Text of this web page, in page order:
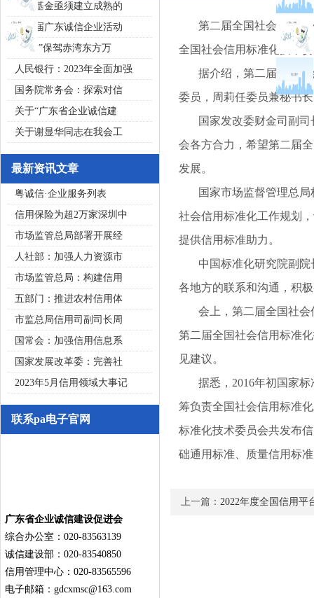
私募基金亟须建立成熟的
第五届广东诚信企业活动
“诚信”保驾赤湾东方万
人民银行：2023年全面加强
国务院常务会：探索对信
关于“广东省企业诚信建
关于谢显华同志在我会工
最新资讯文章
粤诚信·企业服务列表
信用保险为超2万家深圳中
市场监管总局部署开展经
人社部：加强人力资源市
市场监管总局：构建信用
五部门：推进农村信用体
市监总局信用司副司长周
国常会：加强信用信息系
国家发展改革委：完善社
2023年5月信用领域大事记
联系pa电子官网
广东省企业诚信建设促进会
综合办公室：020-83563139
诚信建设部：020-83540850
信用管理中心：020-83565596
电子邮箱： gdcxmsc@163.com
第二届全国社会信用标准
全国社会信用标准化技术
据介绍，第二届全国社
委员，周莉任委员兼秘书
国家发改委财金司副司
会各方合力，希望第二届
发展。
国家市场监督管理总局
社会信用标准化工作规划
提供信用标准助力。
中国标准化研究院副院
各地方的联系和沟通，积
会上，第二届全国社会
第二届全国社会信用标准
见建议。
据悉，2016年初国家标
筹负责全国社会信用标准
标准化技术委员会共发布
础通用标准、质量信用标
上一篇： 2022年度全国信用平